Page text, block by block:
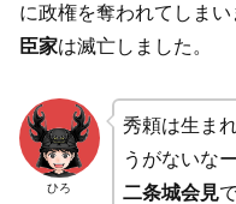
に政権を奪われてしま
臣家は滅亡しました。
ひろ
秀頼は生ま
うがないなー
二条城会見